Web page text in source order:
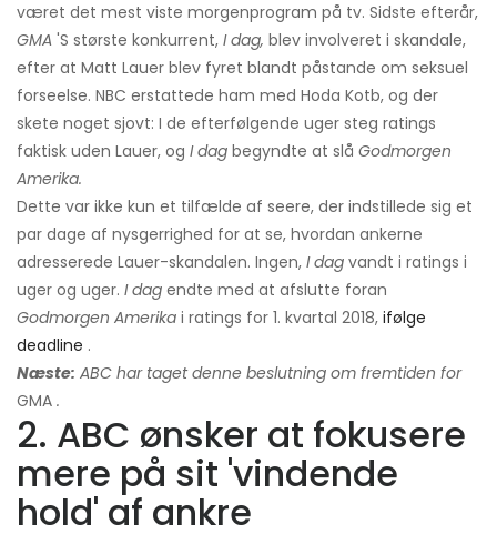
været det mest viste morgenprogram på tv. Sidste efterår,
GMA 'S største konkurrent, I dag, blev involveret i skandale,
efter at Matt Lauer blev fyret blandt påstande om seksuel
forseelse. NBC erstattede ham med Hoda Kotb, og der
skete noget sjovt: I de efterfølgende uger steg ratings
faktisk uden Lauer, og I dag begyndte at slå Godmorgen
Amerika.
Dette var ikke kun et tilfælde af seere, der indstillede sig et
par dage af nysgerrighed for at se, hvordan ankerne
adresserede Lauer-skandalen. Ingen, I dag vandt i ratings i
uger og uger. I dag endte med at afslutte foran
Godmorgen Amerika i ratings for 1. kvartal 2018, ifølge
deadline .
Næste: ABC har taget denne beslutning om fremtiden for
GMA .
2. ABC ønsker at fokusere
mere på sit 'vindende
hold' af ankre